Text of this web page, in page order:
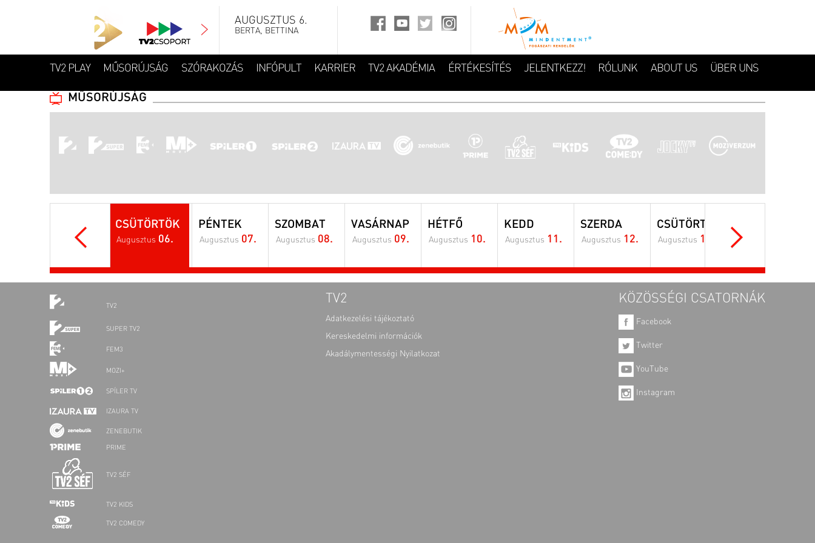
AUGUSZTUS 6.
BERTA, BETTINA
TV2 PLAY MŰSORÚJSÁG SZÓRAKOZÁS INFÓPULT KARRIER TV2 AKADÉMIA ÉRTÉKESÍTÉS JELENTKEZZ! RÓLUNK ABOUT US ÜBER UNS
MŰSORÚJSÁG
CSÜTÖRTÖK
Augusztus 06.
PÉNTEK
Augusztus 07.
SZOMBAT
Augusztus 08.
VASÁRNAP
Augusztus 09.
HÉTFŐ
Augusztus 10.
KEDD
Augusztus 11.
SZERDA
Augusztus 12.
CSÜTÖRTÖK
Augusztus 13. Augusztus
TV2
SUPER TV2
FEM3
MOZI+
SPÍLER TV
IZAURA TV
ZENEBUTIK
PRIME
TV2 SÉF
TV2 KIDS
TV2 COMEDY
TV2
Adatkezelési tájékoztató
Kereskedelmi információk
Akadálymentességi Nyilatkozat
KÖZÖSSÉGI CSATORNÁK
Facebook
Twitter
YouTube
Instagram